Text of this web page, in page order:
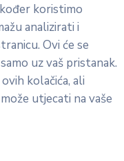
koristimo
analizirati i
Ovi će se
uz vaš pristanak.
kolačića, ali
utjecati na vaše